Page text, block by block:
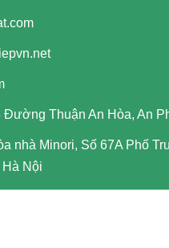
Đường Thuận An Hòa, An
nhà Minori, Số 67A Phố
Nội